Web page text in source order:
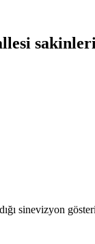
sinevizyon